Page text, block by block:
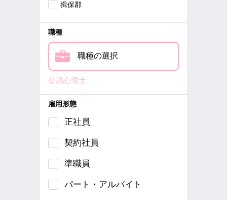
揖保郡
職種
職種の選択
公認心理士
雇用形態
正社員
契約社員
準職員
パート・アルバイト